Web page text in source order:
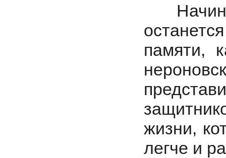
памяти,
жизни,
легче и